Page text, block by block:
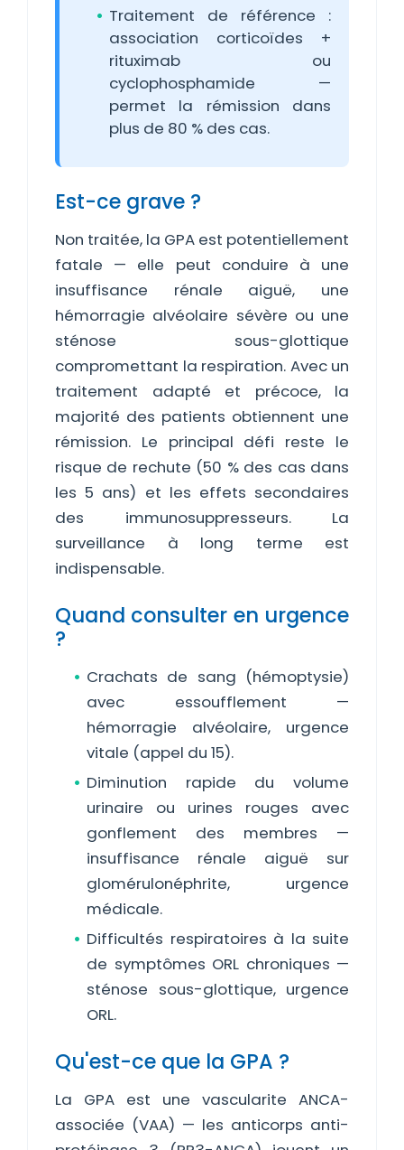
Traitement de référence :
association corticoïdes +
rituximab ou
cyclophosphamide —
permet la rémission dans
plus de 80 % des cas.
Est-ce grave ?
Non traitée, la GPA est potentiellement
fatale — elle peut conduire à une
insuffisance rénale aiguë, une
hémorragie alvéolaire sévère ou une
sténose sous-glottique
compromettant la respiration. Avec un
traitement adapté et précoce, la
majorité des patients obtiennent une
rémission. Le principal défi reste le
risque de rechute (50 % des cas dans
les 5 ans) et les effets secondaires
des immunosuppresseurs. La
surveillance à long terme est
indispensable.
Quand consulter en urgence
?
Crachats de sang (hémoptysie)
avec essoufflement —
hémorragie alvéolaire, urgence
vitale (appel du 15).
Diminution rapide du volume
urinaire ou urines rouges avec
gonflement des membres —
insuffisance rénale aiguë sur
glomérulonéphrite, urgence
médicale.
Difficultés respiratoires à la suite
de symptômes ORL chroniques —
sténose sous-glottique, urgence
ORL.
Qu'est-ce que la GPA ?
La GPA est une vascularite ANCA-
associée (VAA) — les anticorps anti-